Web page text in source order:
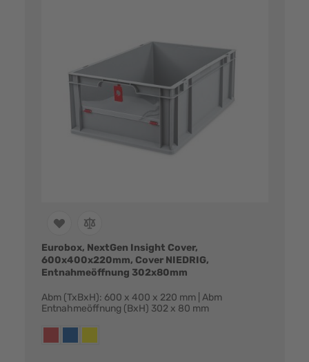
Eurobox, NextGen Insight Cover,
600x400x220mm, Cover NIEDRIG,
Entnahmeöffnung 302x80mm
Abm (TxBxH): 600 x 400 x 220 mm | Abm
Entnahmeöffnung (BxH) 302 x 80 mm